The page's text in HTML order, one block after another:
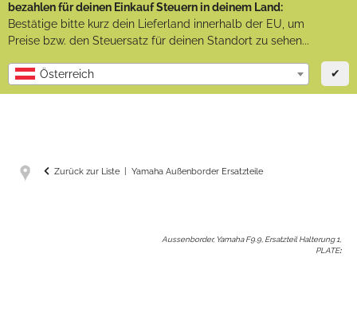
bezahlen für deinen Einkauf Steuern in deinem Land:
Bestätige bitte kurz dein Lieferland innerhalb der EU, um
Preise bzw. den Steuersatz für deinen Standort zu sehen...
Österreich ✔
Zurück zur Liste Yamaha Außenborder Ersatzteile
Aussenborder, Yamaha F9.9, Ersatzteil Halterung 1,
PLATE: